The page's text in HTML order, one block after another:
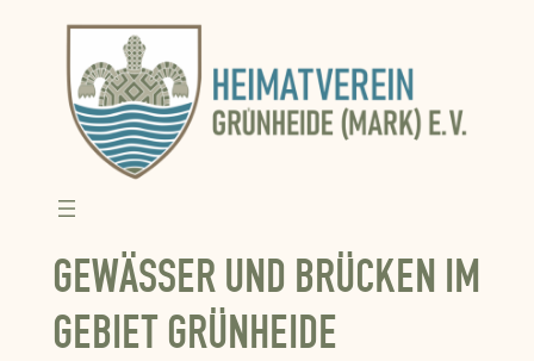
GEWÄSSER UND BRÜCKEN IM
GEBIET GRÜNHEIDE